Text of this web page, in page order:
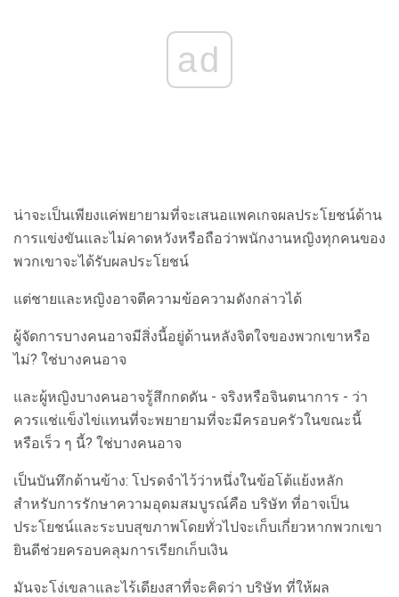
ad
น่าจะเป็นเพียงแค่พยายามที่จะเสนอแพคเกจผลประโยชน์ด้าน
การแข่งขันและไม่คาดหวังหรือถือว่าพนักงานหญิงทุกคนของ
พวกเขาจะได้รับผลประโยชน์
แต่ชายและหญิงอาจตีความข้อความดังกล่าวได้
ผู้จัดการบางคนอาจมีสิ่งนี้อยู่ด้านหลังจิตใจของพวกเขาหรือ
ไม่? ใช่บางคนอาจ
และผู้หญิงบางคนอาจรู้สึกกดดัน - จริงหรือจินตนาการ - ว่า
ควรแช่แข็งไข่แทนที่จะพยายามที่จะมีครอบครัวในขณะนี้
หรือเร็ว ๆ นี้? ใช่บางคนอาจ
เป็นบันทึกด้านข้าง: โปรดจำไว้ว่าหนึ่งในข้อโต้แย้งหลัก
สำหรับการรักษาความอุดมสมบูรณ์คือ บริษัท ที่อาจเป็น
ประโยชน์และระบบสุขภาพโดยทั่วไปจะเก็บเกี่ยวหากพวกเขา
ยินดีช่วยครอบคลุมการเรียกเก็บเงิน
มันจะโง่เขลาและไร้เดียงสาที่จะคิดว่า บริษัท ที่ให้ผล